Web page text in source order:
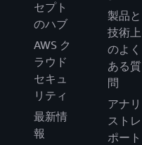
セプト
のハブ
AWS ク
ラウド
セキュ
リティ
最新情
報
製品と
技術上
のよく
ある質
問
アナリ
ストレ
ポート